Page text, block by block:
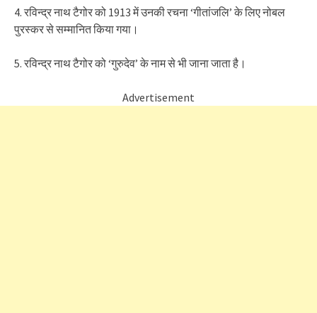
4. रविन्द्र नाथ टैगोर को 1913 में उनकी रचना ‘गीतांजलि’ के लिए नोबल
पुरस्कर से सम्मानित किया गया।
5. रविन्द्र नाथ टैगोर को ‘गुरुदेव’ के नाम से भी जाना जाता है।
Advertisement